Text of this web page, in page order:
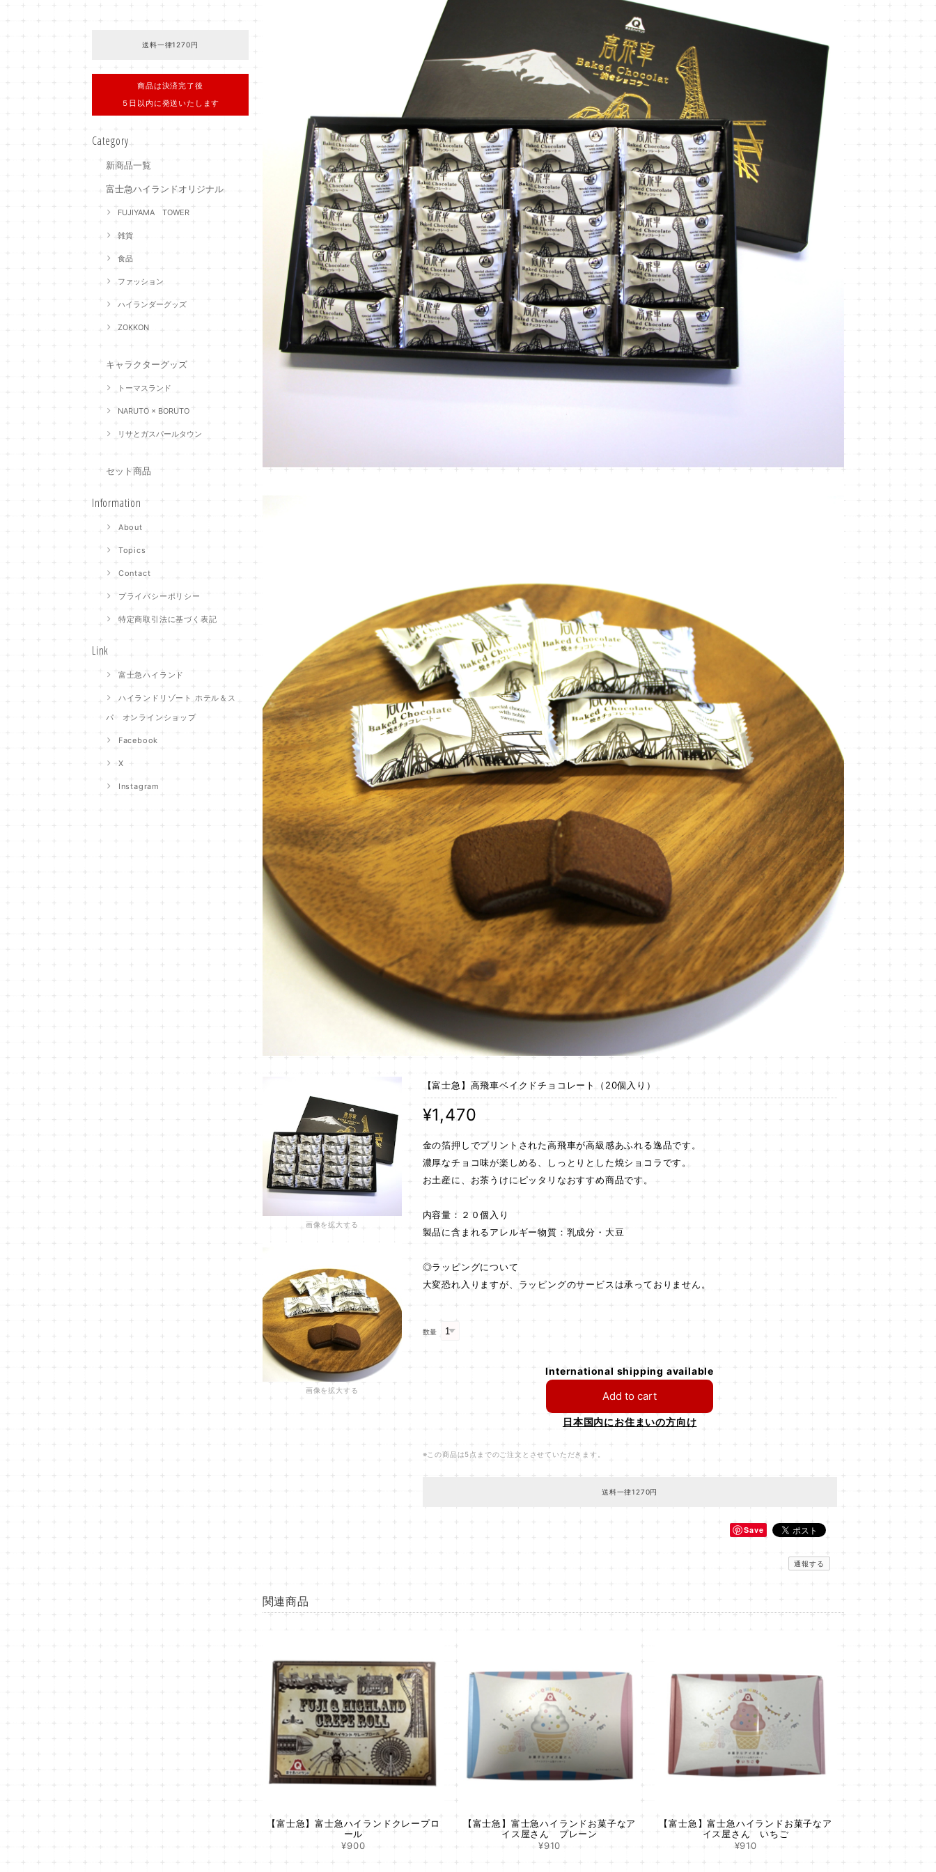
送料一律1270円
商品は決済完了後
５日以内に発送いたします
Category
新商品一覧
富士急ハイランドオリジナル
FUJIYAMA TOWER
雑貨
食品
ファッション
ハイランダーグッズ
ZOKKON
キャラクターグッズ
トーマスランド
NARUTO × BORUTO
リサとガスパールタウン
セット商品
Information
About
Topics
Contact
プライバシーポリシー
特定商取引法に基づく表記
Link
富士急ハイランド
ハイランドリゾート ホテル＆ス
パ オンラインショップ
Facebook
X
Instagram
画像を拡大する
画像を拡大する
【富士急】高飛車ベイクドチョコレート（20個入り）
¥1,470
金の箔押しでプリントされた高飛車が高級感あふれる逸品です。
濃厚なチョコ味が楽しめる、しっとりとした焼ショコラです。
お土産に、お茶うけにピッタリなおすすめ商品です。
内容量：２０個入り
製品に含まれるアレルギー物質：乳成分・大豆
◎ラッピングについて
大変恐れ入りますが、ラッピングのサービスは承っておりません。
数量
International shipping available
Add to cart
日本国内にお住まいの方向け
※この商品は5点までのご注文とさせていただきます。
送料一律1270円
Save
通報する
関連商品
【富士急】富士急ハイランドクレープロ
ール
¥900
【富士急】富士急ハイランドお菓子なア
イス屋さん プレーン
¥910
【富士急】富士急ハイランドお菓子なア
イス屋さん いちご
¥910